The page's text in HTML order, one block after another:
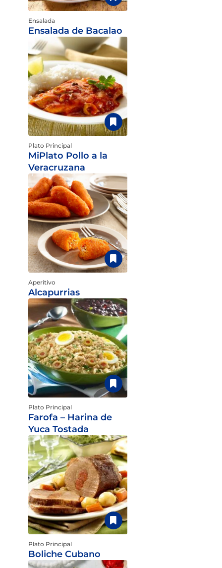
Ensalada
Ensalada de Bacalao
Plato Principal
MiPlato Pollo a la
Veracruzana
Aperitivo
Alcapurrias
Plato Principal
Farofa – Harina de
Yuca Tostada
Plato Principal
Boliche Cubano